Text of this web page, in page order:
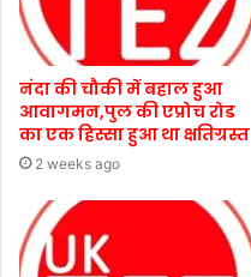
नंदा की चौकी में बहाल हुआ
आवागमन,पुल की एप्रोच रोड
का एक हिस्सा हुआ था क्षतिग्रस्त
2 weeks ago